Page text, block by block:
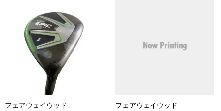
フェアウェイウッド
フェアウェイウッド